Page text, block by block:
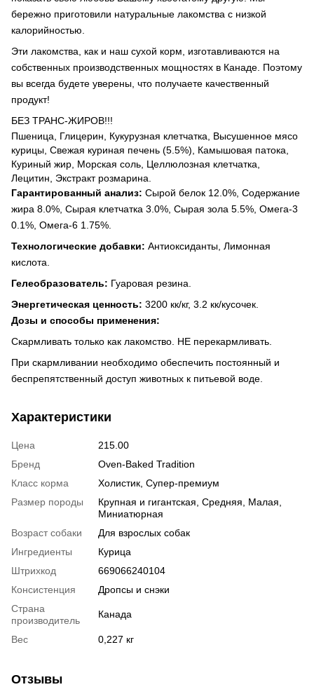
бережно приготовили натуральные лакомства с низкой
калорийностью.
Эти лакомства, как и наш сухой корм, изготавливаются на
собственных производственных мощностях в Канаде. Поэтому
вы всегда будете уверены, что получаете качественный
продукт!
БЕЗ ТРАНС-ЖИРОВ!!!
Пшеница, Глицерин, Кукурузная клетчатка, Высушенное мясо
курицы, Свежая куриная печень (5.5%), Камышовая патока,
Куриный жир, Морская соль, Целлюлозная клетчатка,
Лецитин, Экстракт розмарина.
Гарантированный анализ: Сырой белок 12.0%, Содержание
жира 8.0%, Сырая клетчатка 3.0%, Сырая зола 5.5%, Омега-3
0.1%, Омега-6 1.75%.
Технологические добавки: Антиоксиданты, Лимонная
кислота.
Гелеобразователь: Гуаровая резина.
Энергетическая ценность: 3200 кк/кг, 3.2 кк/кусочек.
Дозы и способы применения:
Скармливать только как лакомство. НЕ перекармливать.
При скармливании необходимо обеспечить постоянный и
беспрепятственный доступ животных к питьевой воде.
Характеристики
Цена
215.00
Бренд
Oven-Baked Tradition
Класс корма
Холистик, Супер-премиум
Размер породы
Крупная и гигантская, Средняя, Малая,
Миниатюрная
Возраст собаки
Для взрослых собак
Ингредиенты
Курица
Штрихкод
669066240104
Консистенция
Дропсы и снэки
Страна
производитель
Канада
Вес 0,227 кг
Отзывы